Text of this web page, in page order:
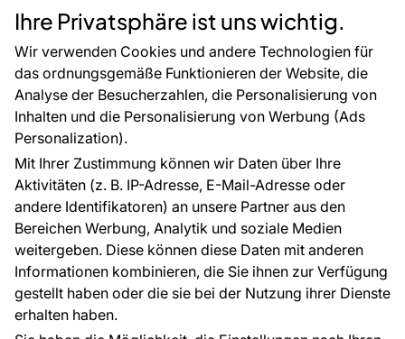
Ihre Privatsphäre ist uns wichtig.
Wir verwenden Cookies und andere Technologien für
das ordnungsgemäße Funktionieren der Website, die
Analyse der Besucherzahlen, die Personalisierung von
Inhalten und die Personalisierung von Werbung (Ads
Personalization).
Mit Ihrer Zustimmung können wir Daten über Ihre
Aktivitäten (z. B. IP-Adresse, E-Mail-Adresse oder
andere Identifikatoren) an unsere Partner aus den
Bereichen Werbung, Analytik und soziale Medien
weitergeben. Diese können diese Daten mit anderen
Informationen kombinieren, die Sie ihnen zur Verfügung
gestellt haben oder die sie bei der Nutzung ihrer Dienste
erhalten haben.
Rücksendung von Waren
CE-Zertifizierung
Großhandel
Raumvisualisierung
Selbstklebende Folien
Zubehör
Tapetenmuster
FÜR SIE
Blog
EU-Projekte
Ratschläge und Tipps
FAQ
ÜBER DAS UNTERNEHMEN
Kontakt
Haben Sie Fragen? Wir helfen Ihnen gerne weiter
und beraten Sie persönlich.